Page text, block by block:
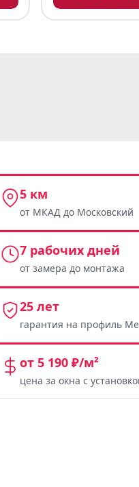
5 км
от МКАД до Московский
7 рабочих дней
от замера до монтажа
25 лет
гарантия на профиль
от 5 190 ₽/м²
цена за окна с